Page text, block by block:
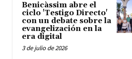
Benicàssim abre el
ciclo 'Testigo Directo'
con un debate sobre la
evangelización en la
era digital
3 de julio de 2026